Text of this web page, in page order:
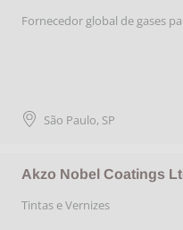
Fornecedor global de gases
São Paulo, SP
Akzo Nobel Coatings
Tintas e Vernizes